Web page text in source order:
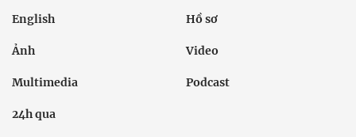
English Hồ sơ
Ảnh Video
Multimedia Podcast
24h qua